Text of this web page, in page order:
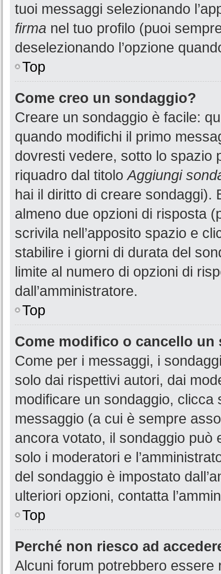
tuoi messaggi selezionando
firma nel tuo profilo (puoi
deselezionando l’opzione
Top
Come creo un sondaggio?
Creare un sondaggio è facile:
quando modifichi il primo
dovresti vedere, sotto lo spazio
riquadro dal titoloAggiungi
hai il diritto di creare sondaggi).
almeno due opzioni di risposta
scrivila nell’apposito spazio e
stabilire i giorni di durata del
limite al numero di opzioni di
dall’amministratore.
Top
Come modifico o cancello un
Come per i messaggi, i
solo dai rispettivi autori, dai
modificare un sondaggio,
messaggio (a cui è sempre
ancora votato, il sondaggio può
solo i moderatori e
del sondaggio è impostato
ulteriori opzioni, contatta
Top
Perché non riesco ad
Alcuni forum potrebbero